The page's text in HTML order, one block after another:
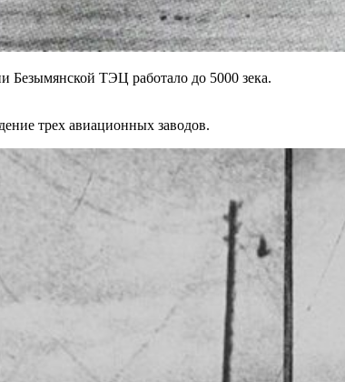
Безымянской ТЭЦ работало до 5000 зека.
трех авиационных заводов.